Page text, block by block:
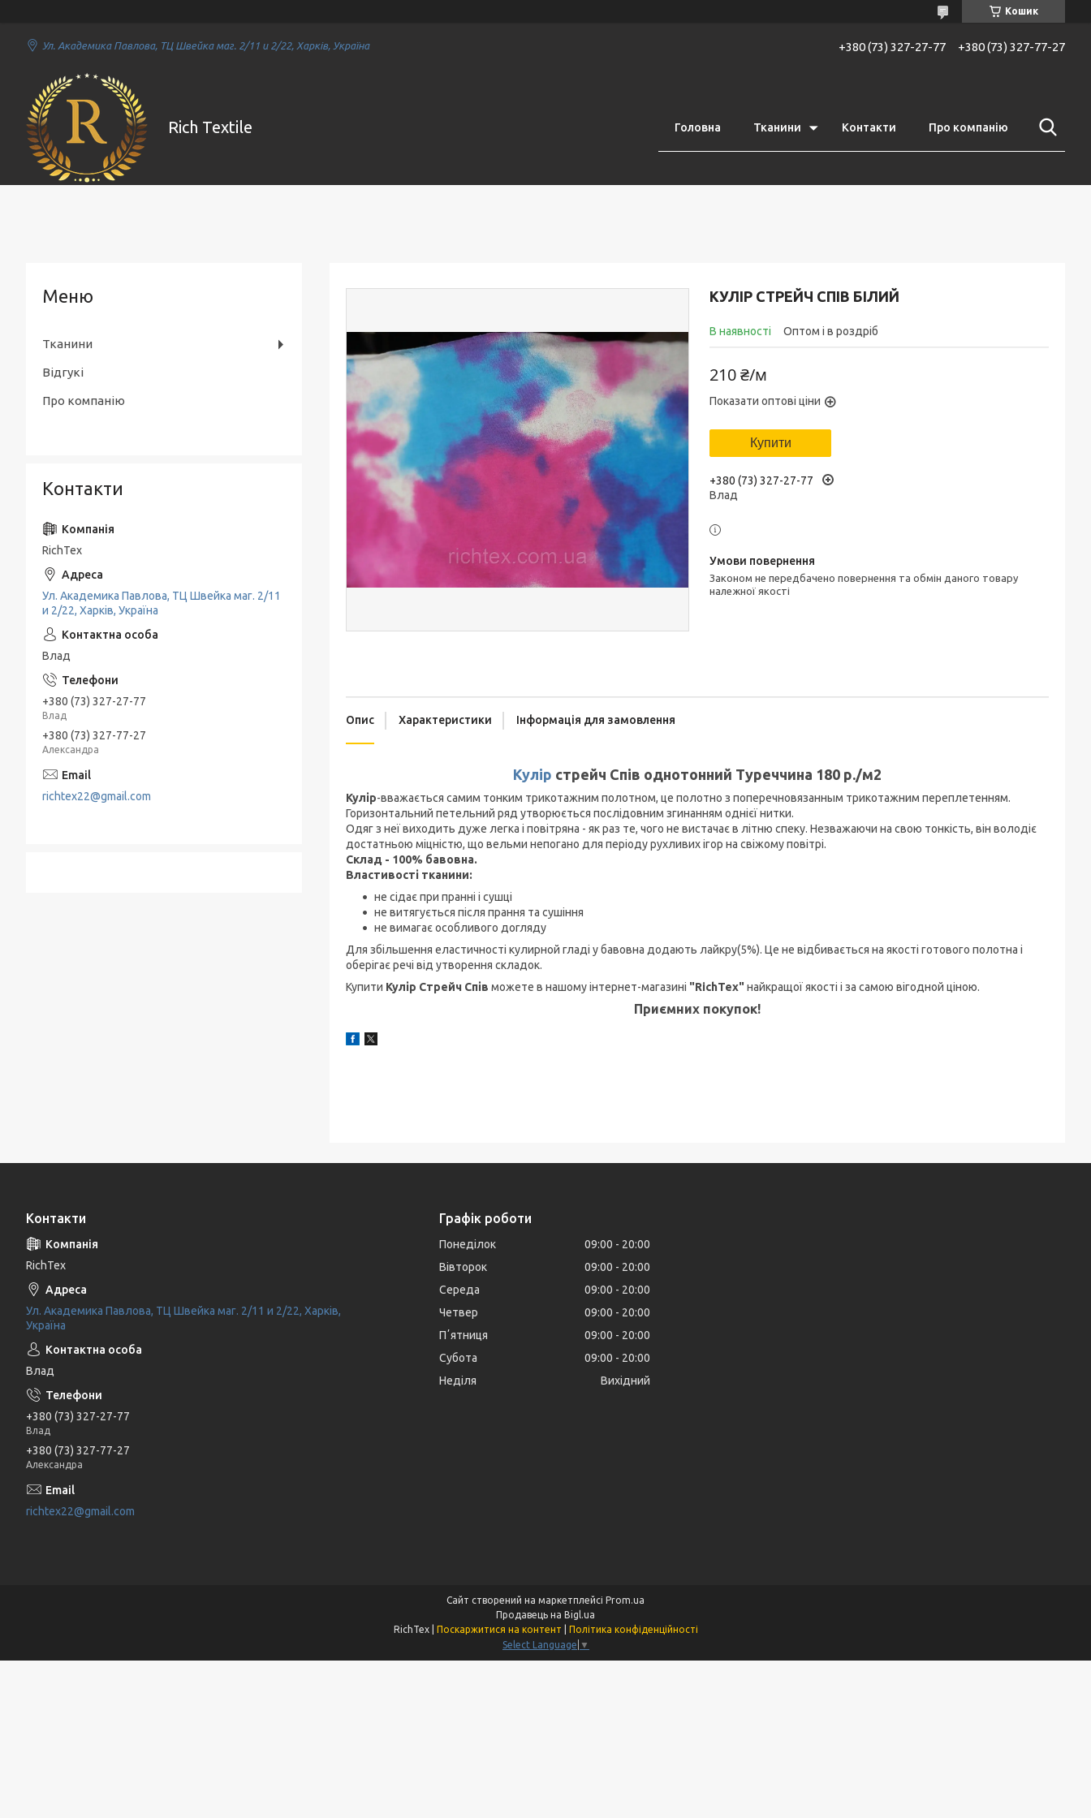
Кошик
Ул. Академика Павлова, ТЦ Швейка маг. 2/11 и 2/22, Харків, Україна +380 (73) 327-27-77 +380 (73) 327-77-27
Rich Textile Головна Тканини Контакти Про компанію
КУЛІР СТРЕЙЧ СПІВ БІЛИЙ
В наявності Оптом і в роздріб
210 ₴/м
Показати оптові ціни
Купити
+380 (73) 327-27-77
Влад
Законом не передбачено повернення та обмін даного товару
належної якості
Опис Характеристики Інформація для замовлення
Кулір стрейч Спів однотонний Туреччина 180 р./м2
Кулір-вважається самим тонким трикотажним полотном, це полотно з поперечновязанным трикотажним переплетенням.
Горизонтальний петельний ряд утворюється послідовним згинанням однієї нитки.
Одяг з неї виходить дуже легка і повітряна - як раз те, чого не вистачає в літню спеку. Незважаючи на свою тонкість, він володіє
достатньою міцністю, що вельми непогано для періоду рухливих ігор на свіжому повітрі.
Склад - 100% бавовна.
Властивості тканини:
не сідає при пранні і сушці
не витягується після прання та сушіння
не вимагає особливого догляду
Для збільшення еластичності кулирной гладі у бавовна додають лайкру(5%). Це не відбивається на якості готового полотна і
оберігає речі від утворення складок.
Купити Кулір Стрейч Спів можете в нашому інтернет-магазині "RichTex" найкращої якості і за самою вігодной ціною.
Приємних покупок!
Тканини
Відгукі
Про компанію
Контакти
RichTex
Ул. Академика Павлова, ТЦ Швейка маг. 2/11
и 2/22, Харків, Україна
Влад
+380 (73) 327-27-77
Влад
+380 (73) 327-77-27
Александра
richtex22@gmail.com
Контакти
RichTex
Ул. Академика Павлова, ТЦ Швейка маг. 2/11 и 2/22, Харків,
Україна
Влад
+380 (73) 327-27-77
Влад
+380 (73) 327-77-27
Александра
richtex22@gmail.com
Графік роботи
Понеділок 09:00
20:00
Вівторок
09:00
20:00
Середа
09:00
20:00
Четвер
09:00
20:00
Пʼятниця
09:00
20:00
Субота
09:00
20:00
Неділя
Вихідний
Сайт створений на маркетплейсі Prom.ua
Продавець на Bigl.ua
Поскаржитися на контент
Політика конфіденційності
Select Language ▼